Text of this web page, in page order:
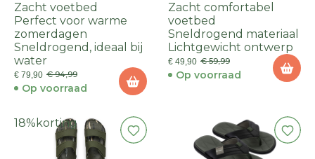
Zacht voetbed
Perfect voor warme
zomerdagen
Sneldrogend, ideaal bij
water
€ 79,90 € 94,99
Op voorraad
Zacht comfortabel
voetbed
Sneldrogend materiaal
Lichtgewicht ontwerp
€ 49,90 € 59,99
Op voorraad
18% korting